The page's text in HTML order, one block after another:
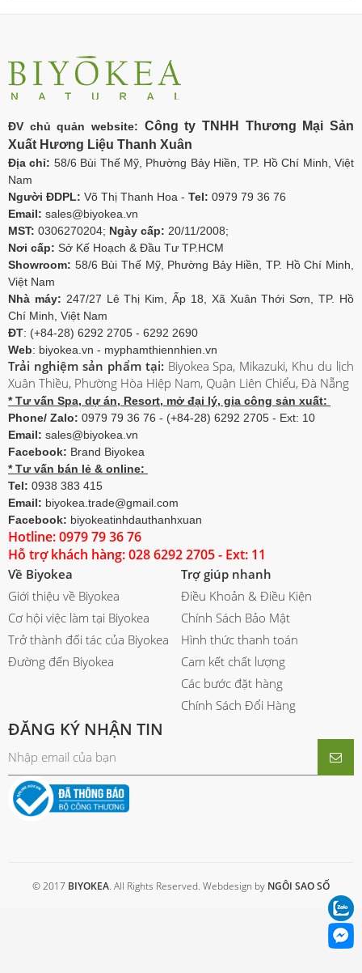
ĐV chủ quản website: Công ty TNHH Thương Mại Sản
Xuất Hương Liệu Thanh Xuân
Địa chỉ: 58/6 Bùi Thế Mỹ, Phường Bảy Hiền, TP. Hồ Chí Minh, Việt
Nam
Người ĐDPL: Võ Thị Thanh Hoa - Tel: 0979 79 36 76
Email: sales@biyokea.vn
MST: 0306270204; Ngày cấp: 20/11/2008;
Nơi cấp: Sở Kế Hoạch & Đầu Tư TP.HCM
Showroom: 58/6 Bùi Thế Mỹ, Phường Bảy Hiền, TP. Hồ Chí Minh,
Việt Nam
Nhà máy: 247/27 Lê Thị Kim, Ấp 18, Xã Xuân Thới Sơn, TP. Hồ
Chí Minh, Việt Nam
ĐT: (+84-28) 6292 2705 - 6292 2690
Web: biyokea.vn - myphamthiennhien.vn
Trải nghiệm sản phẩm tại: Biyokea Spa, Mikazuki, Khu du lịch
Xuân Thiều, Phường Hòa Hiệp Nam, Quận Liên Chiểu, Đà Nẵng
* Tư vấn Spa, dự án, Resort, mở đại lý, gia công sản xuất:
Phone/ Zalo: 0979 79 36 76 - (+84-28) 6292 2705 - Ext: 10
Email: sales@biyokea.vn
Facebook: Brand Biyokea
* Tư vấn bán lẻ & online:
Tel: 0938 383 415
Email: biyokea.trade@gmail.com
Facebook: biyokeatinhdauthanhxuan
Hotline: 0979 79 36 76
Hỗ trợ khách hàng: 028 6292 2705 - Ext: 11
Về Biyokea
Giới thiệu về Biyokea
Cơ hội việc làm tại Biyokea
Trở thành đối tác của Biyokea
Đường đến Biyokea
Trợ giúp nhanh
Điều Khoản & Điều Kiện
Chính Sách Bảo Mật
Hình thức thanh toán
Cam kết chất lượng
Các bước đặt hàng
Chính Sách Đổi Hàng
ĐĂNG KÝ NHẬN TIN
© 2017 BIYOKEA. All Rights Reserved. Webdesign by NGÔI SAO SỐ